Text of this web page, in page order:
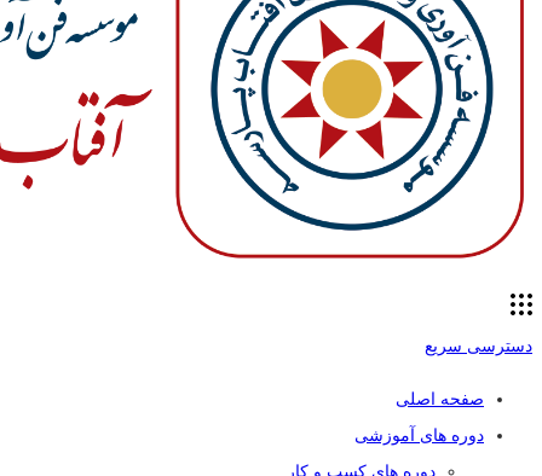
دسترسی سریع
صفحه اصلی
دوره های آموزشی
دوره های کسب و کار